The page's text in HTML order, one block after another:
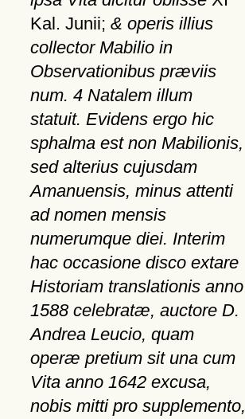
Kal. Junii; & operis illius
collector Mabilio in
Observationibus præviis
num. 4 Natalem illum
statuit. Evidens ergo hic
sphalma est non Mabilionis,
sed alterius cujusdam
Amanuensis, minus attenti
ad nomen mensis
numerumque diei. Interim
hac occasione disco extare
Historiam translationis anno
1588 celebratæ, auctore D.
Andrea Leucio, quam
operæ pretium sit una cum
Vita anno 1642 excusa,
nobis mitti pro supplemento,